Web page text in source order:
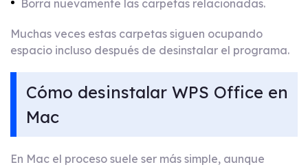
Borra nuevamente las carpetas relacionadas.
Muchas veces estas carpetas siguen ocupando
espacio incluso después de desinstalar el programa.
Cómo desinstalar WPS Office en
Mac
En Mac el proceso suele ser más simple, aunque